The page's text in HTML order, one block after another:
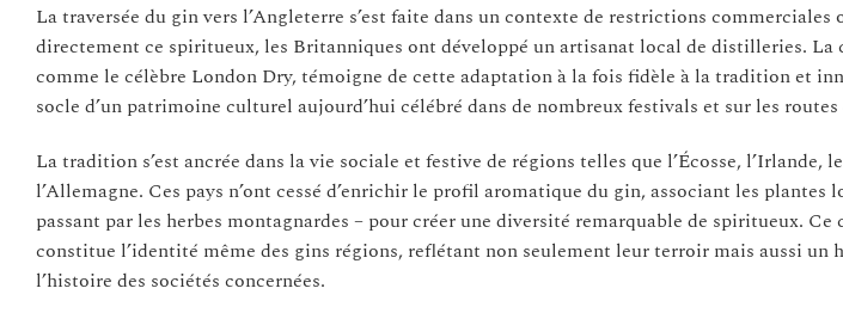
La traversée du gin vers l’Angleterre s’est faite dans un contexte de restrictions
directement ce spiritueux, les Britanniques ont développé un artisanat local de distilleries. La
comme le célèbre London Dry, témoigne de cette adaptation à la fois fidèle à la tradition et
socle d’un patrimoine culturel aujourd’hui célébré dans de nombreux festivals et sur les
La tradition s’est ancrée dans la vie sociale et festive de régions telles que l’Écosse, l’Irlande,
l’Allemagne. Ces pays n’ont cessé d’enrichir le profil aromatique du gin, associant les plantes
passant par les herbes montagnardes – pour créer une diversité remarquable de spiritueux.
constitue l’identité même des gins régions, reflétant non seulement leur terroir mais aussi un
l’histoire des sociétés concernées.